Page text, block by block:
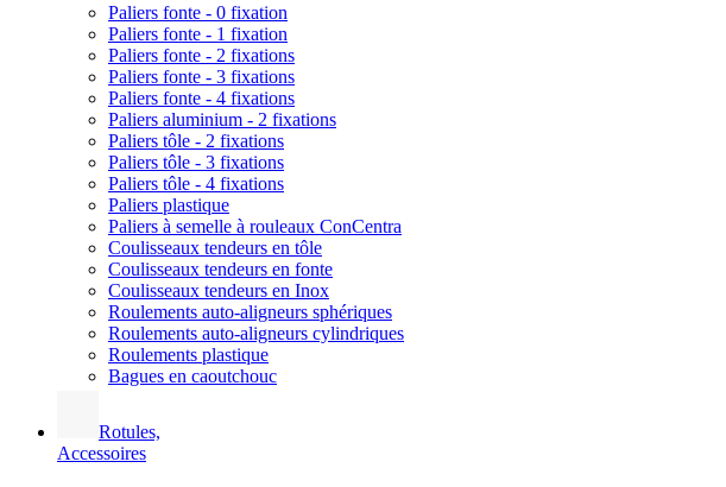
Paliers fonte - 0 fixation
Paliers fonte - 1 fixation
Paliers fonte - 2 fixations
Paliers fonte - 3 fixations
Paliers fonte - 4 fixations
Paliers aluminium - 2 fixations
Paliers tôle - 2 fixations
Paliers tôle - 3 fixations
Paliers tôle - 4 fixations
Paliers plastique
Paliers à semelle à rouleaux ConCentra
Coulisseaux tendeurs en tôle
Coulisseaux tendeurs en fonte
Coulisseaux tendeurs en Inox
Roulements auto-aligneurs sphériques
Roulements auto-aligneurs cylindriques
Roulements plastique
Bagues en caoutchouc
Rotules,
Accessoires